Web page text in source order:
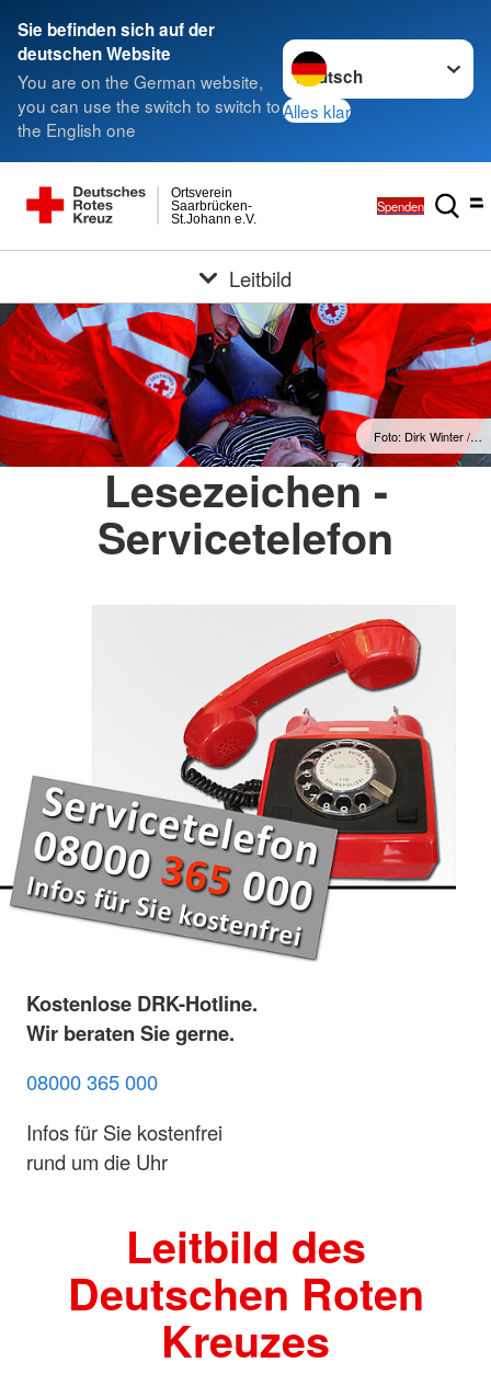
Sie befinden sich auf der
deutschen Website
You are on the German website,
you can use the switch to switch to
the English one
Sprache wechseln zu
Alles klar
St.Johann e.V.
Saarbrücken-
Ortsverein
Spenden
Leitbild
Foto: Dirk Winter /…
Lesezeichen -
Servicetelefon
Kostenlose DRK-Hotline.
Wir beraten Sie gerne.
08000 365 000
Infos für Sie kostenfrei
rund um die Uhr
Leitbild des
Deutschen Roten
Kreuzes